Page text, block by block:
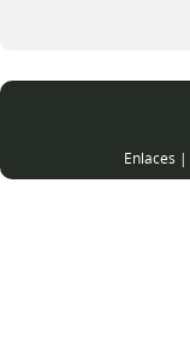
Enlaces |